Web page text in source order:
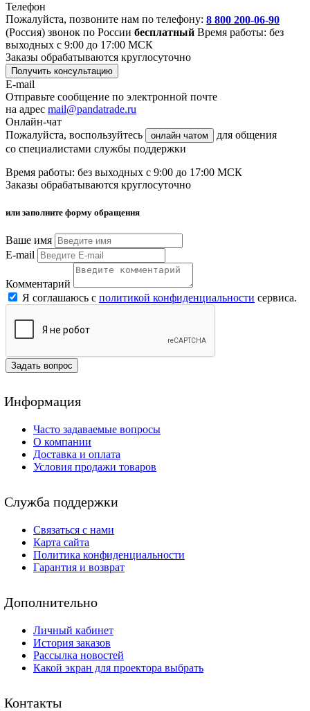
Телефон
Пожалуйста, позвоните нам по телефону: 8 800 200-06-90
(Россия) звонок по России бесплатный Время работы: без
выходных с 9:00 до 17:00 МСК
Заказы обрабатываются круглосуточно
Получить консультацию
E-mail
Отправьте сообщение по электронной почте
на адрес mail@pandatrade.ru
Онлайн-чат
Пожалуйста, воспользуйтесь
онлайн чатом
для общения
со специалистами службы поддержки
Время работы: без выходных с 9:00 до 17:00 МСК
Заказы обрабатываются круглосуточно
или заполните форму обращения
Ваше имя
E-mail
Комментарий
Я соглашаюсь с политикой конфиденциальности сервиса.
Задать вопрос
Информация
Часто задаваемые вопросы
О компании
Доставка и оплата
Условия продажи товаров
Служба поддержки
Связаться с нами
Карта сайта
Политика конфиденциальности
Гарантия и возврат
Дополнительно
Личный кабинет
История заказов
Рассылка новостей
Какой экран для проектора выбрать
Контакты